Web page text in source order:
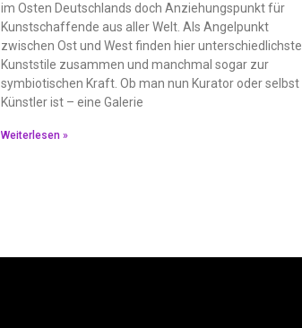
im Osten Deutschlands doch Anziehungspunkt für
Kunstschaffende aus aller Welt. Als Angelpunkt
zwischen Ost und West finden hier unterschiedlichste
Kunststile zusammen und manchmal sogar zur
symbiotischen Kraft. Ob man nun Kurator oder selbst
Künstler ist – eine Galerie
Weiterlesen »